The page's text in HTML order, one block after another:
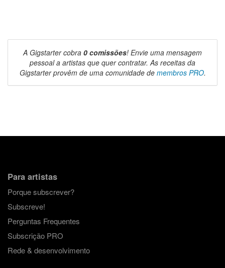
A Gigstarter cobra 0 comissões! Envie uma mensagem
pessoal a artistas que quer contratar. As receitas da
Gigstarter provêm de uma comunidade de membros PRO.
Para artistas
Porque subscrever?
Subscreve!
Perguntas Frequentes
Subscrição PRO
Rede & desenvolvimento